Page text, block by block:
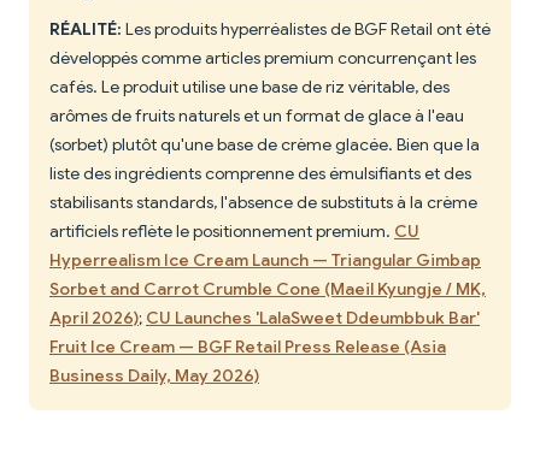
RÉALITÉ: Les produits hyperréalistes de BGF Retail ont été
développés comme articles premium concurrençant les
cafés. Le produit utilise une base de riz véritable, des
arômes de fruits naturels et un format de glace à l'eau
(sorbet) plutôt qu'une base de crème glacée. Bien que la
liste des ingrédients comprenne des émulsifiants et des
stabilisants standards, l'absence de substituts à la crème
artificiels reflète le positionnement premium. CU
Hyperrealism Ice Cream Launch — Triangular Gimbap
Sorbet and Carrot Crumble Cone (Maeil Kyungje / MK,
April 2026); CU Launches 'LalaSweet Ddeumbbuk Bar'
Fruit Ice Cream — BGF Retail Press Release (Asia
Business Daily, May 2026)